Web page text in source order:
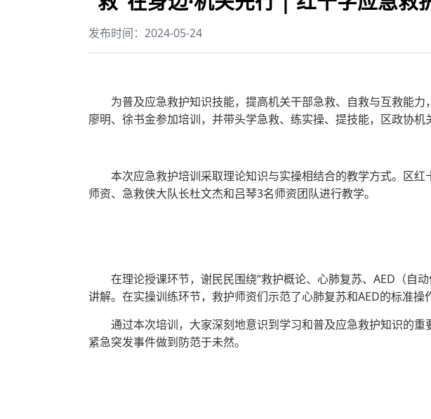
发布时间：2024-05-24
为普及应急救护知识技能，提高机关干部急救、自救与互救能
廖明、徐书金参加培训，并带头学急救、练实操、提技能，区政协机
本次应急救护培训采取理论知识与实操相结合的教学方式。区
师资、急救侠大队长杜文杰和吕琴3名师资团队进行教学。
在理论授课环节，谢民民围绕“救护概论、心肺复苏、AED（自
讲解。在实操训练环节，救护师资们示范了心肺复苏和AED的标准
通过本次培训，大家深刻地意识到学习和普及应急救护知识的
紧急突发事件做到防范于未然。